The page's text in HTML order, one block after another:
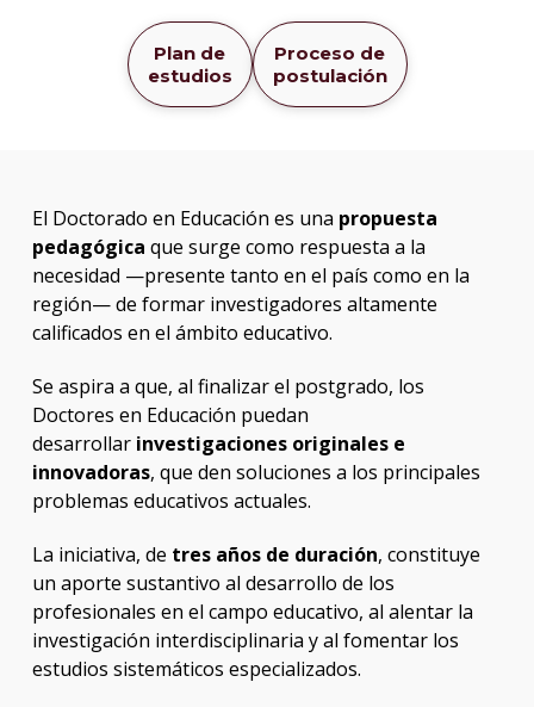
tesis
Por
Plan de
estudios
Proceso de
postulación
El Doctorado en Educación es una propuesta
pedagógica que surge como respuesta a la
necesidad —presente tanto en el país como en la
región— de formar investigadores altamente
calificados en el ámbito educativo.
Se aspira a que, al finalizar el postgrado, los
Doctores en Educación puedan
desarrollar investigaciones originales e
innovadoras, que den soluciones a los principales
problemas educativos actuales.
La iniciativa, de tres años de duración, constituye
un aporte sustantivo al desarrollo de los
profesionales en el campo educativo, al alentar la
investigación interdisciplinaria y al fomentar los
estudios sistemáticos especializados.